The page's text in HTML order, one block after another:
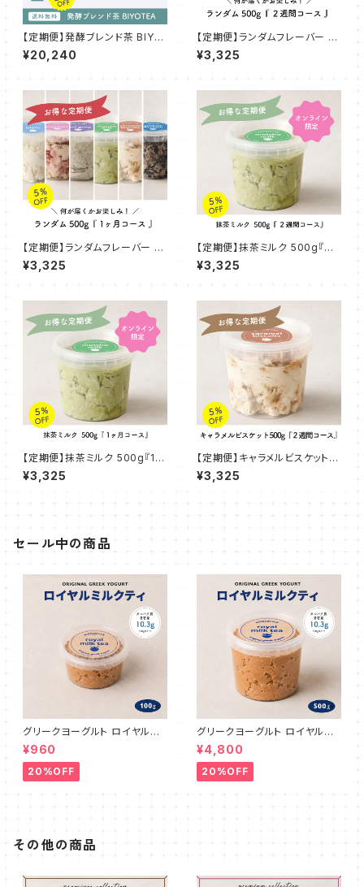
【定期便】発酵ブレンド茶 BIYO
TEA ~発酵のちからで内側から
~【2ヶ月】
¥20,240
【定期便】ランダムフレーバー 5
00g『２週間コース』
¥3,325
【定期便】ランダムフレーバー 5
00g『1ヶ月コース』
¥3,325
【定期便】抹茶ミルク 500g『２
週間コース』
¥3,325
【定期便】抹茶ミルク 500g『1ヶ
月コース』
¥3,325
【定期便】キャラメルビスケット 5
00g『２週間コース』
¥3,325
セール中の商品
グリークヨーグルト ロイヤルミ
ルクティ 100g
¥960
20%OFF
グリークヨーグルト ロイヤルミ
ルクティ 500g
¥4,800
20%OFF
その他の商品